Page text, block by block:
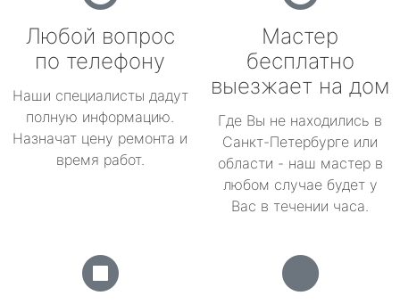
Любой вопрос
по телефону
Наши специалисты дадут
полную информацию.
Назначат цену ремонта и
время работ.
Мастер
бесплатно
выезжает на дом
Где Вы не находились в
Санкт-Петербурге или
области - наш мастер в
любом случае будет у
Вас в течении часа.